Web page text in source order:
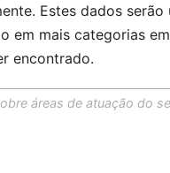
Estes dados serão
em mais categorias
encontrado.